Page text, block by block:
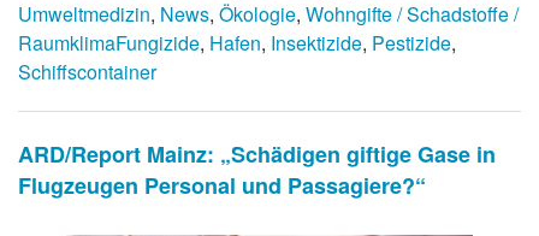
Umweltmedizin, News, Ökologie, Wohngifte / Schadstoffe /
RaumklimaFungizide, Hafen, Insektizide, Pestizide,
Schiffscontainer
ARD/Report Mainz: „Schädigen giftige Gase in
Flugzeugen Personal und Passagiere?“